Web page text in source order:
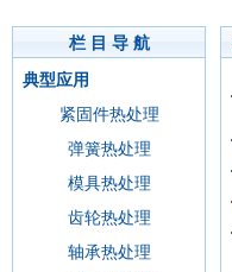
栏 目 导 航
典型应用
紧固件热处理
弹簧热处理
模具热处理
齿轮热处理
轴承热处理